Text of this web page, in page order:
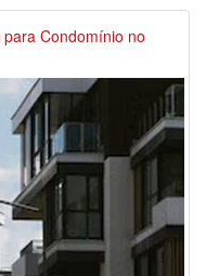
Condomínio no